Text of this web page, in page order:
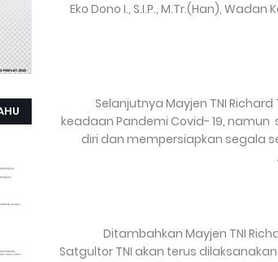
Eko Dono I., S.I.P., M.Tr.(Han),
Selanjutnya Mayjen TNI
keadaan Pandemi Covid- 19,
diri dan mempersiapkan segala
Ditambahkan Mayjen TNI
Satgultor TNI akan terus